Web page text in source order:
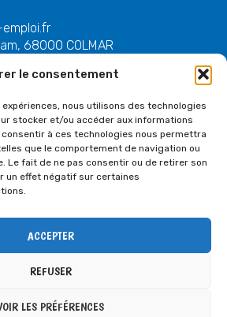
le consentement
nous utilisons des technologies
stocker et/ou accéder aux informations
à ces technologies nous permettra
que le comportement de navigation ou
Le fait de ne pas consentir ou de retirer son
un effet négatif sur certaines
ACCEPTER
REFUSER
LES PRÉFÉRENCES
68000 COLMAR
de confidentialité
républicain